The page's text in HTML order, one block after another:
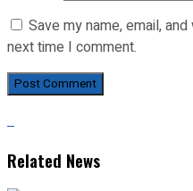
Save my name, email,
next time I comment.
Related News